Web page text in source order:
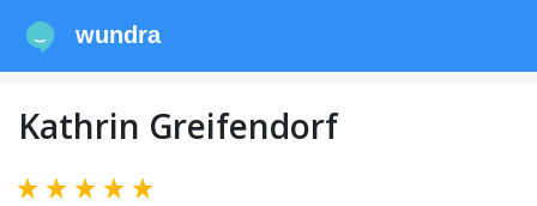
wundra
Kathrin Greifendorf